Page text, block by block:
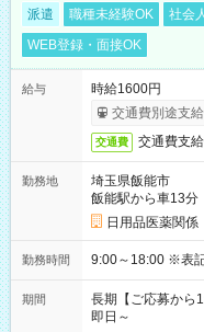
派遣 職種未経験OK 社会
WEB登録・面接OK
給与
時給1600円
交通費別途支
交通費 交通費支
勤務地
埼玉県飯能市
飯能駅から車13分
日用品医薬関係
勤務時間 9:00～
期間
長期【ご応募から
即日～